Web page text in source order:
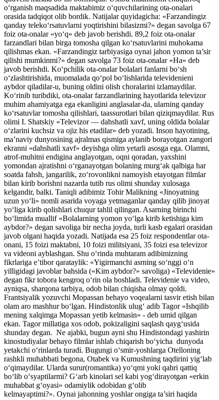
o‘rganish maqsadida maktabimiz o‘quvchilarining ota-onalari
orasida tadqiqot olib bordik. Natijalar quyidagicha: «Farzandingiz
qanday teleko‘rsatuvlarni yoqtirishini bilasizmi?» degan savolga 67
foiz ota-onalar «yo‘q» deb javob berishdi. 89,2 foiz ota-onalar
farzandlari bilan birga tomosha qilgan ko‘rsatuvlarini muhokama
qilishmas ekan. «Farzandingiz tarbiyasiga oynai jahon yomon ta’sir
qilishi mumkinmi?» degan savolga 73 foiz ota-onalar «Ha» deb
javob berishdi. Ko‘pchilik ota-onalar bolalari fanlarni bo‘sh
o‘zlashtirishida, muomalada qo‘pol bo‘lishlarida televidenieni
aybdor qiladilar-u, buning oldini olish choralarini izlamaydilar.
Ko‘rinib turibdiki, ota-onalar farzandlarining hayotlarida televizor
muhim ahamiyatga ega ekanligini anglasalar-da, ularning qanday
ko‘rsatuvlar tomosha qilishlari, taassurotlari bilan qiziqmaydilar. Rus
olimi I. Shatskiy «Televizor — dahshatli xavf, uning oldida bolalar
o‘zlarini kuchsiz va ojiz his etadilar» deb yozadi. Inson hayotining,
ma’naviy dunyosining ajralmas qismiga aylanib borayotgan zangori
ekranni «dahshatli xavf» deyishga olim yetarli asosga ega. Olamni,
atrof-muhitni endigina anglayotgan, oqni qoradan, yaxshini
yomondan ajratishni o‘rganayotgan bolaning murg‘ak qalbiga har
soatda fahsh, jangarilik, zo‘rovonlikni namoyish etayotgan filmlar
bilan kirib borishni nazarda tutib rus olimi shunday xulosaga
kelgandir, balki. Taniqli adibimiz Tohir Malikning «Jinoyatning
uzun yo‘li» nomli asarida voyaga yetmaganlar qanday qilib jinoyat
yo‘liga kirib qolishlari chuqur tahlil qilingan. Asarning birinchi
bo‘limida muallif «Bolalarning yomon yo‘lga kirib ketishiga kim
aybdor?» degan savoliga bir necha joyda, turli kasb egalari orasidan
javob olgani haqida yozadi. Natijada esa 25 foiz respondentlar ota-
onani, 15 foizi maktabni, 10 foizi militsiyani, 35 foizi esa televizor
va videoni ayblashgan. Shu o‘rinda muhtaram adibimizning
fikrlariga e’tibor qarataylik: «Yigirmanchi asrning so‘nggi o‘n
yilligidagi javoblar bahsida («Kim aybdor?» savoliga) «Televidenie»
degan fikr tobora kengroq o‘rin ola boshladi. Televidenie va video,
ayniqsa, sharqona tarbiya, odob bilan chiqisha olmay qoldi.
Frantsiyalik yozuvchi Mopassan behayo voqealarni tasvir etish bilan
olam aro mashhur bo‘lgan. Hindistonlik ulug‘ adib Tagor «Ishqilib
mening xalqimga Mopassan yetib kelmasin» - deb umid qilgan
ekan. Tagor millatiga xos odob, pokizaligini saqlash qayg‘usida
shunday degan. Ne ajabki, bugun ayni shu Hindistondagi yashirin
kinostudiyalar behayo filmlar ishlab chiqarish bo‘yicha dunyoda
yetakchi o‘rinlarda turadi. Bugungi o‘smir-yoshlarga Otelloning
rashkli muhabbati begona, Otabek va Kumushning taqdirini yig‘lab
o‘qimaydilar. Ularda surur(romantika) yo‘qmi yoki qahri qattiq
bo‘lib o‘syaptilarmi? G‘arb kinolari sel kabi yog‘dirayotgan «erkin
muhabbat g‘oyasi» odamiylik odobidan g‘olib
kelmayaptimi?». Oynai jahonning yoshlar ongiga ta’siri haqida